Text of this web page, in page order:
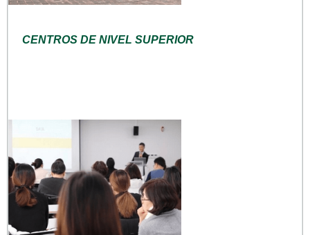
CENTROS DE NIVEL SUPERIOR